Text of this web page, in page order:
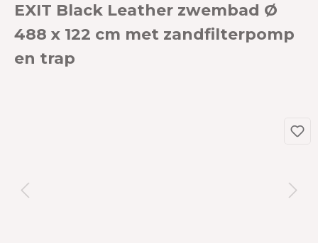
EXIT Black Leather zwembad Ø
488 x 122 cm met zandfilterpomp
en trap